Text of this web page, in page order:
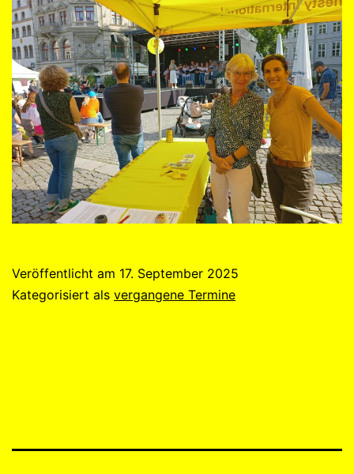
Veröffentlicht am 17. September 2025
Kategorisiert als vergangene Termine